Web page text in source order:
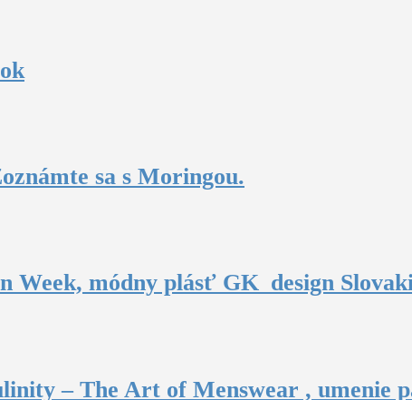
sa s Moringou.
módny plásť GK_design
– The Art of Menswear , umenie